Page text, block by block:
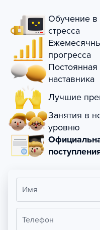
Обучение в
стресса
прогресса
наставника
Лучшие
Занятия в
уровню
Имя
Телефон